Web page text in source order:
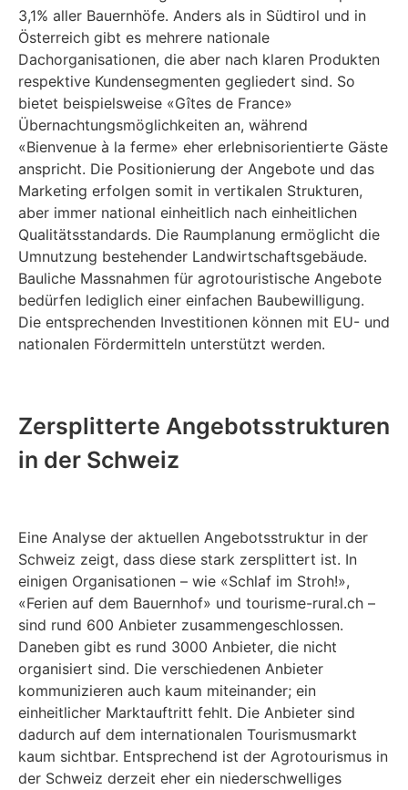
3,1% aller Bauernhöfe. Anders als in Südtirol und in
Österreich gibt es mehrere nationale
Dachorganisationen, die aber nach klaren Produkten
respektive Kundensegmenten gegliedert sind. So
bietet beispielsweise «Gîtes de France»
Übernachtungsmöglichkeiten an, während
«Bienvenue à la ferme» eher erlebnisorientierte Gäste
anspricht. Die Positionierung der Angebote und das
Marketing erfolgen somit in vertikalen Strukturen,
aber immer national einheitlich nach einheitlichen
Qualitätsstandards. Die Raumplanung ermöglicht die
Umnutzung bestehender Landwirtschaftsgebäude.
Bauliche Massnahmen für agrotouristische Angebote
bedürfen lediglich einer einfachen Baubewilligung.
Die entsprechenden Investitionen können mit EU- und
nationalen Fördermitteln unterstützt werden.
Zersplitterte Angebotsstrukturen
in der Schweiz
Eine Analyse der aktuellen Angebotsstruktur in der
Schweiz zeigt, dass diese stark zersplittert ist. In
einigen Organisationen – wie «Schlaf im Stroh!»,
«Ferien auf dem Bauernhof» und tourisme-rural.ch –
sind rund 600 Anbieter zusammengeschlossen.
Daneben gibt es rund 3000 Anbieter, die nicht
organisiert sind. Die verschiedenen Anbieter
kommunizieren auch kaum miteinander; ein
einheitlicher Marktauftritt fehlt. Die Anbieter sind
dadurch auf dem internationalen Tourismusmarkt
kaum sichtbar. Entsprechend ist der Agrotourismus in
der Schweiz derzeit eher ein niederschwelliges